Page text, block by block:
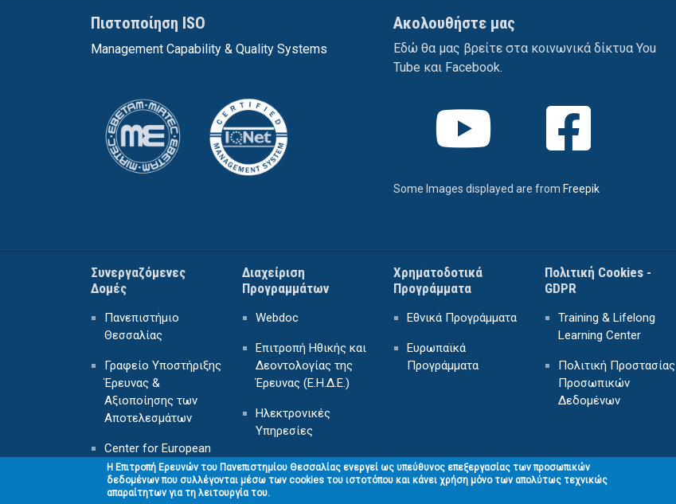
Πιστοποίηση ISO
Management Capability & Quality Systems
Ακολουθήστε μας
Εδώ θα μας βρείτε στα κοινωνικά δίκτυα You
Tube και Facebook.
Some Images displayed are from Freepik
Συνεργαζόμενες
Δομές
Πανεπιστήμιο
Θεσσαλίας
Γραφείο Υποστήριξης
Έρευνας &
Αξιοποίησης των
Αποτελεσμάτων
Center for European
Projects
Κέντρο Επιμόρφωσης
Διαχείριση
Προγραμμάτων
Webdoc
Επιτροπή Ηθικής και
Δεοντολογίας της
Έρευνας (Ε.Η.Δ.Ε.)
Ηλεκτρονικές
Υπηρεσίες
Χρηματοδοτικά
Προγράμματα
Εθνικά Προγράμματα
Ευρωπαϊκά
Προγράμματα
Πολιτική Cookies -
GDPR
Training & Lifelong
Learning Center
Πολιτική Προστασίας
Προσωπικών
Δεδομένων
H Επιτροπή Ερευνών του Πανεπιστημίου Θεσσαλίας ενεργεί ως υπεύθυνος επεξεργασίας των προσωπικών
δεδομένων που συλλέγονται μέσω των cookies του ιστοτόπου και κάνει χρήση μόνο των απολύτως τεχνικώς
απαραίτητων για τη λειτουργία του.